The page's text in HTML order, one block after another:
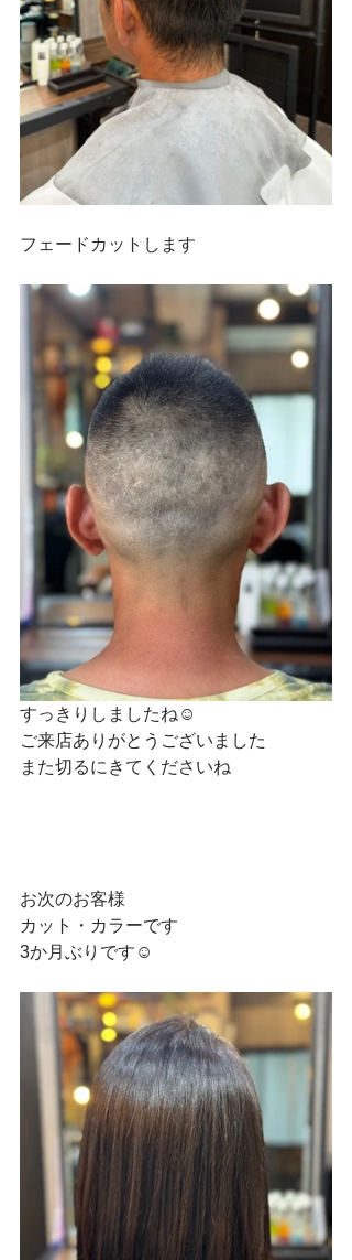
フェードカットします
すっきりしましたね☺
ご来店ありがとうございました
また切るにきてくださいね
お次のお客様
カット・カラーです
3か月ぶりです☺